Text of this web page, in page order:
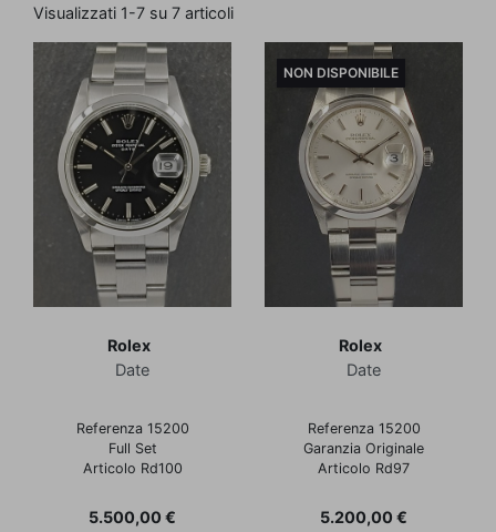
Visualizzati 1-7 su 7 articoli
Rolex
Date
Referenza 15200
Full Set
Articolo Rd100
Prezzo
5.500,00 €
Rolex
Date
Referenza 15200
Garanzia Originale
Articolo Rd97
Prezzo
5.200,00 €
NON DISPONIBILE